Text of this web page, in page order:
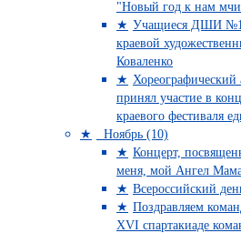
"Новый год к нам
Учащиеся ДШИ
краевой
Коваленко
принял участие в
краевого фестиваля
Ноябрь (10)
Концерт,
меня, мой Ангел
Всероссийский
Поздравляем
XVI спартакиаде